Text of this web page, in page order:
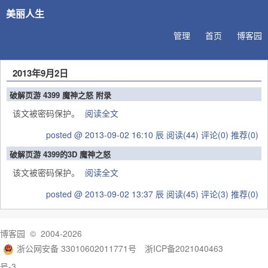
美丽人生
博客园
首页
管理
2013年9月2日
破解页游 4399 魔神之怒 附录
该文被密码保护。
阅读全文
posted @ 2013-09-02 16:10 辰 阅读(44) 评论(0) 推荐(0)
破解页游 4399的3D 魔神之怒
该文被密码保护。
阅读全文
posted @ 2013-09-02 13:37 辰 阅读(45) 评论(3) 推荐(0)
博客园 © 2004-2026
浙公网安备 33010602011771号
浙ICP备2021040463